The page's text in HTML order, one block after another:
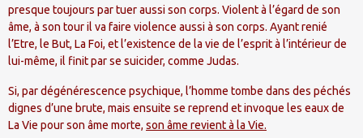
presque toujours par tuer aussi son corps. Violent à l’égard de son
âme, à son tour il va faire violence aussi à son corps. Ayant renié
l’Etre, le But, La Foi, et l’existence de la vie de l’esprit à l’intérieur de
lui-même, il finit par se suicider, comme Judas.
Si, par dégénérescence psychique, l’homme tombe dans des péchés
dignes d’une brute, mais ensuite se reprend et invoque les eaux de
La Vie pour son âme morte, son âme revient à la Vie.